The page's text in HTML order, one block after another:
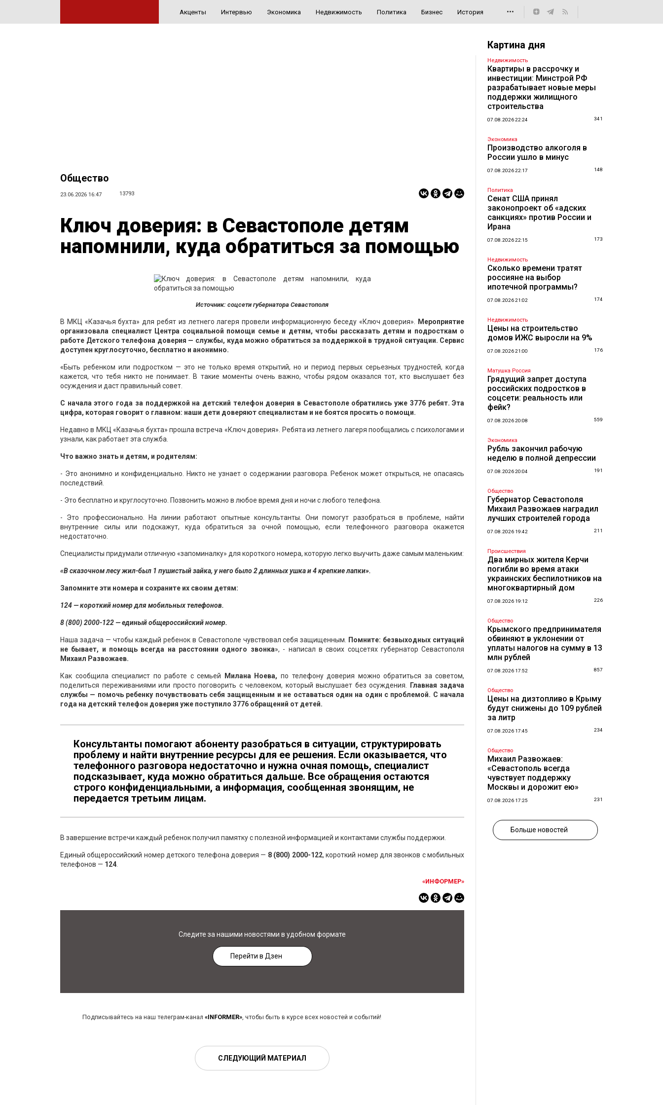
Акценты Интервью Экономика Недвижимость Политика Бизнес История •••
Общество
23.06.2026 16:47 13793
Ключ доверия: в Севастополе детям
напомнили, куда обратиться за помощью
Источник: соцсети губернатора Севастополя
В МКЦ «Казачья бухта» для ребят из летнего лагеря провели информационную беседу «Ключ доверия».
Мероприятие
организовала специалист Центра социальной помощи семье и детям, чтобы рассказать детям и подросткам о
работе Детского телефона доверия — службы, куда можно обратиться за поддержкой в трудной ситуации. Сервис
доступен круглосуточно, бесплатно и анонимно.
«Быть ребенком или подростком — это не только время открытий, но и период первых серьезных трудностей, когда
кажется, что тебя никто не понимает. В такие моменты очень важно, чтобы рядом оказался тот, кто выслушает без
осуждения и даст правильный совет.
С начала этого года за поддержкой на детский телефон доверия в Севастополе обратились уже 3776 ребят. Эта
цифра, которая говорит о главном: наши дети доверяют специалистам и не боятся просить о помощи.
Недавно в МКЦ «Казачья бухта» прошла встреча «Ключ доверия». Ребята из летнего лагеря пообщались с психологами и
узнали, как работает эта служба.
Что важно знать и детям, и родителям:
- Это анонимно и конфиденциально. Никто не узнает о содержании разговора. Ребенок может открыться, не опасаясь
последствий.
- Это бесплатно и круглосуточно. Позвонить можно в любое время дня и ночи с любого телефона.
- Это профессионально. На линии работают опытные консультанты. Они помогут разобраться в проблеме, найти
внутренние силы или подскажут, куда обратиться за очной помощью, если телефонного разговора окажется
недостаточно.
Специалисты придумали отличную «запоминалку» для короткого номера, которую легко выучить даже самым маленьким:
«В сказочном лесу жил-был 1 пушистый зайка, у него было 2 длинных ушка и 4 крепкие лапки».
Запомните эти номера и сохраните их своим детям:
124 — короткий номер для мобильных телефонов.
8 (800) 2000-122 — единый общероссийский номер.
Наша задача — чтобы каждый ребенок в Севастополе чувствовал себя защищенным.
Помните: безвыходных ситуаций
не бывает, и помощь всегда на расстоянии одного звонка», - написал в своих соцсетях губернатор Севастополя
Михаил Развожаев.
Как сообщила специалист по работе с семьей Милана Ноева, по телефону доверия можно обратиться за советом,
поделиться переживаниями или просто поговорить с человеком, который выслушает без осуждения.
Главная задача
службы — помочь ребенку почувствовать себя защищенным и не оставаться один на один с проблемой. С начала
года на детский телефон доверия уже поступило 3776 обращений от детей.
Консультанты помогают абоненту разобраться в ситуации, структурировать
проблему и найти внутренние ресурсы для ее решения. Если оказывается, что
телефонного разговора недостаточно и нужна очная помощь, специалист
подсказывает, куда можно обратиться дальше. Все обращения остаются
строго конфиденциальными, а информация, сообщенная звонящим, не
передается третьим лицам.
В завершение встречи каждый ребенок получил памятку с полезной информацией и контактами службы поддержки.
Единый общероссийский номер детского телефона доверия — 8 (800) 2000-122, короткий номер для звонков с мобильных
телефонов — 124
«ИНФОРМЕР»
Следите за нашими новостями в удобном формате
Перейти в Дзен
Подписывайтесь на наш телеграм-канал «INFORMER», чтобы быть в курсе всех новостей и событий!
СЛЕДУЮЩИЙ МАТЕРИАЛ
Картина дня
Недвижимость
Квартиры в рассрочку и
инвестиции: Минстрой РФ
разрабатывает новые меры
поддержки жилищного
строительства
07.08.2026 22:24 341
Экономика
Производство алкоголя в
России ушло в минус
07.08.2026 22:17 148
Политика
Сенат США принял
законопроект об «адских
санкциях» против России и
Ирана
07.08.2026 22:15 173
Недвижимость
Сколько времени тратят
россияне на выбор
ипотечной программы?
07.08.2026 21:02 174
Недвижимость
Цены на строительство
домов ИЖС выросли на 9%
07.08.2026 21:00 176
Матушка Россия
Грядущий запрет доступа
российских подростков в
соцсети: реальность или
фейк?
07.08.2026 20:08 559
Экономика
Рубль закончил рабочую
неделю в полной депрессии
07.08.2026 20:04 191
Общество
Губернатор Севастополя
Михаил Развожаев наградил
лучших строителей города
07.08.2026 19:42 211
Происшествия
Два мирных жителя Керчи
погибли во время атаки
украинских беспилотников на
многоквартирный дом
07.08.2026 19:12 226
Общество
Крымского предпринимателя
обвиняют в уклонении от
уплаты налогов на сумму в 13
млн рублей
07.08.2026 17:52 857
Общество
Цены на дизтопливо в Крыму
будут снижены до 109 рублей
за литр
07.08.2026 17:45 234
Общество
Михаил Развожаев:
«Севастополь всегда
чувствует поддержку
Москвы и дорожит ею»
07.08.2026 17:25 231
Больше новостей